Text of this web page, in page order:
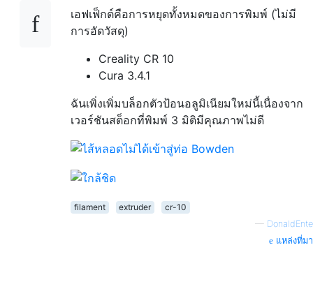
เอฟเฟ็กต์คือการหยุดทั้งหมดของการพิมพ์ (ไม่มี
การอัดวัสดุ)
Creality CR 10
Cura 3.4.1
ฉันเพิ่งเพิ่มบล็อกตัวป้อนอลูมิเนียมใหม่นี้เนื่องจาก
เวอร์ชันสต็อกที่พิมพ์ 3 มิติมีคุณภาพไม่ดี
filament extruder
cr-10
— DonaldEnte
แหล่งที่มา